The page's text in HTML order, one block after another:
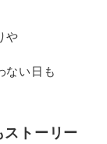
や
ない日も
ストーリー